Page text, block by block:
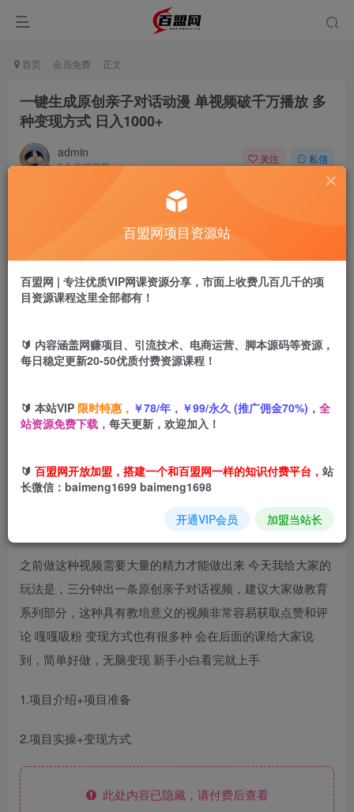
首页 会员免费 正文
一键生成原创亲子对话动漫 单视频破千万播放 多
种变现方式 日入1000+
admin
9个月前更新
关注 私信
盟币 9.9
立即购买
的具有教培作用，对标的用户就是那批为人父母的
之前做这种视频需要大量的精力才能做出来 今天我给大家的
玩法是，三分钟出一条原创亲子对话视频，建议大家做教育
系列部分，这种具有教培意义的视频非常容易获取点赞和评
论 嘎嘎吸粉 变现方式也有很多种 会在后面的课给大家说
到，简单好做，无脑变现 新手小白看完就上手
1.项目介绍+项目准备
2.项目实操+变现方式
此处内容已隐藏，请付费后查看
百盟网项目资源站
百盟网 | 专注优质VIP网课资源分享，市面上收费几百几千的项
目资源课程这里全部都有！
🔰 内容涵盖网赚项目、引流技术、电商运营、脚本源码等资源，
每日稳定更新20-50优质付费资源课程！
🔰 本站VIP 限时特惠， ￥78/年，￥99/永久 (推广佣金70%)， 全
站资源免费下载， 每天更新，欢迎加入！
🔰 百盟网开放加盟，搭建一个和百盟网一样的知识付费平台， 站
长微信：baimeng1699 baimeng1698
开通VIP会员 加盟当站长